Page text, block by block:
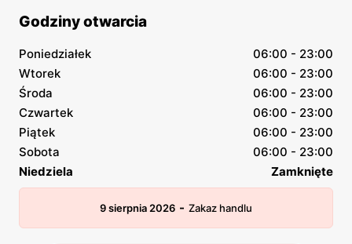
Godziny otwarcia
Poniedziałek
06:00 - 23:00
Wtorek
06:00 - 23:00
Środa
06:00 - 23:00
Czwartek
06:00 - 23:00
Piątek
06:00 - 23:00
Sobota
06:00 - 23:00
Niedziela
Zamknięte
9 sierpnia 2026 - Zakaz handlu